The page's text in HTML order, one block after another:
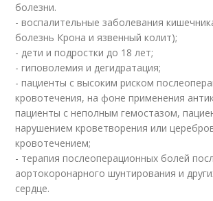
болезни.
- воспалительные заболевания
болезнь Крона и язвенный колит);
- дети и подростки до 18 лет;
- гиповолемия и дегидратация;
- пациенты с высоким риском
кровотечения, на фоне применения
пациенты с неполным гемостазом,
нарушением кроветворения или
кровотечением;
- терапия послеоперационных болей
аортокоронарного шунтирования и
сердце.